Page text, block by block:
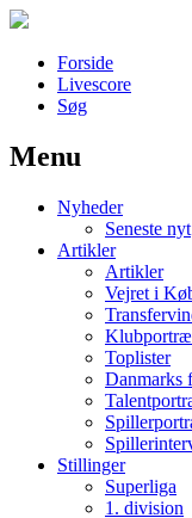
Forside
Livescore
Søg
Наши партнеры
лучшие займы
Menu
Nyheder
Seneste nyt
Artikler
Artikler
Vejret i
Toplister
Danmarks
Stillinger
Superliga
1. division